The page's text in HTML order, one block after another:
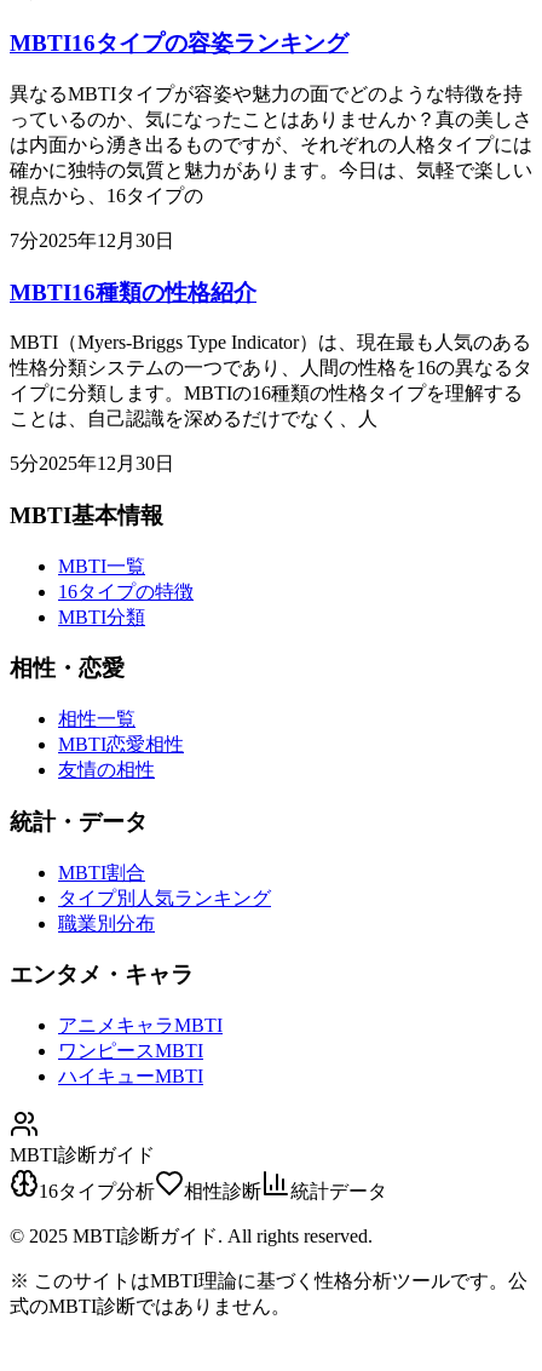
MBTI16タイプの容姿ランキング
異なるMBTIタイプが容姿や魅力の面でどのような特徴を持
っているのか、気になったことはありませんか？真の美しさ
は内面から湧き出るものですが、それぞれの人格タイプには
確かに独特の気質と魅力があります。今日は、気軽で楽しい
視点から、16タイプの
7分2025年12月30日
MBTI16種類の性格紹介
MBTI（Myers-Briggs Type Indicator）は、現在最も人気のある
性格分類システムの一つであり、人間の性格を16の異なるタ
イプに分類します。MBTIの16種類の性格タイプを理解する
ことは、自己認識を深めるだけでなく、人
5分2025年12月30日
MBTI基本情報
MBTI一覧
16タイプの特徴
MBTI分類
相性・恋愛
相性一覧
MBTI恋愛相性
友情の相性
統計・データ
MBTI割合
タイプ別人気ランキング
職業別分布
エンタメ・キャラ
アニメキャラMBTI
ワンピースMBTI
ハイキューMBTI
MBTI診断ガイド
16タイプ分析
相性診断 統計データ
© 2025 MBTI診断ガイド. All rights reserved.
※ このサイトはMBTI理論に基づく性格分析ツールです。公
式のMBTI診断ではありません。